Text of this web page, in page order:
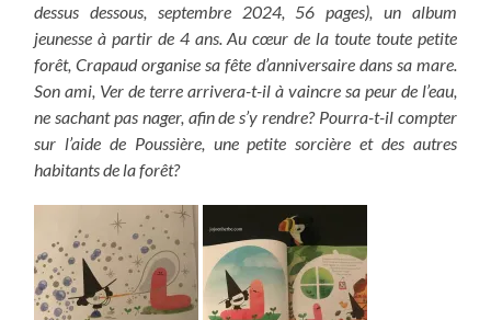
dessus dessous, septembre 2024, 56 pages), un album
jeunesse à partir de 4 ans. Au cœur de la toute toute petite
forêt, Crapaud organise sa fête d’anniversaire dans sa mare.
Son ami, Ver de terre arrivera-t-il à vaincre sa peur de l’eau,
ne sachant pas nager, afin de s’y rendre? Pourra-t-il compter
sur l’aide de Poussière, une petite sorcière et des autres
habitants de la forêt?